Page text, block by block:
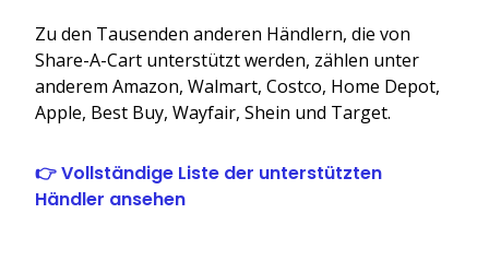
Zu den Tausenden anderen Händlern, die von
Share-A-Cart unterstützt werden, zählen unter
anderem Amazon, Walmart, Costco, Home Depot,
Apple, Best Buy, Wayfair, Shein und Target.
👉 Vollständige Liste der unterstützten
Händler ansehen